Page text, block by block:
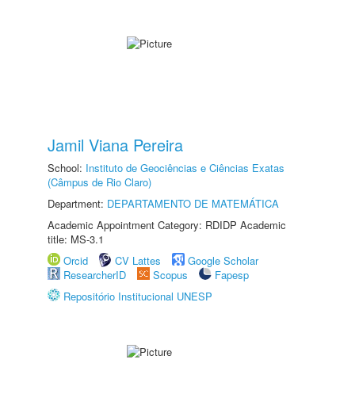
Jamil Viana Pereira
School: Instituto de Geociências e Ciências Exatas
(Câmpus de Rio Claro)
Department: DEPARTAMENTO DE MATEMÁTICA
Academic Appointment Category: RDIDP Academic
title: MS-3.1
Orcid
CV Lattes
Google Scholar
ResearcherID
Scopus
Fapesp
Repositório Institucional UNESP